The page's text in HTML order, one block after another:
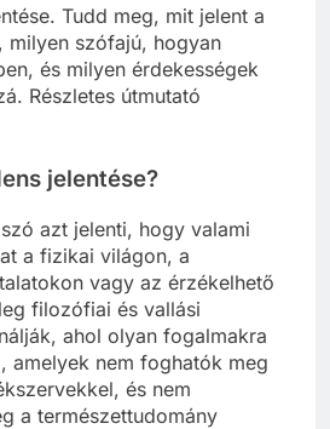
Tudd meg, mit jelent a
milyen szófajú, hogyan
és milyen érdekességek
Részletes útmutató
jelentése?
azt jelenti, hogy valami
a fizikai világon, a
vagy az érzékelhető
filozófiai és vallási
ahol olyan fogalmakra
amelyek nem foghatók meg
és nem
a természettudomány